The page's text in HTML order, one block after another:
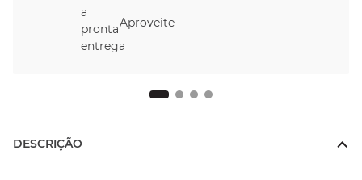
Aproveite
DESCRIÇÃO